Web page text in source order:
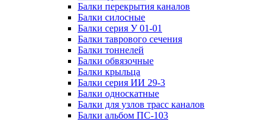
Балки перекрытия каналов
Балки силосные
Балки серия У 01-01
Балки таврового сечения
Балки тоннелей
Балки обвязочные
Балки крыльца
Балки серия ИИ 29-3
Балки односкатные
Балки для узлов трасс каналов
Балки альбом ПС-103